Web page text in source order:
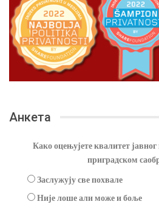
Анкета
Како оцењујете квалитет
приградском
Заслужују све похвале
Није лоше али може и боље